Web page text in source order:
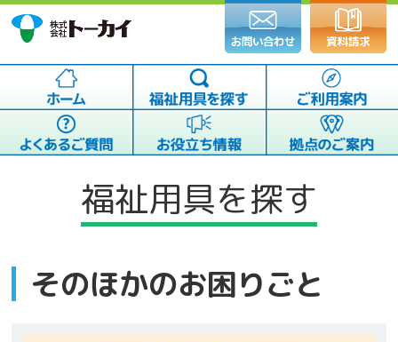
福祉用具を探す
そのほかのお困りごと